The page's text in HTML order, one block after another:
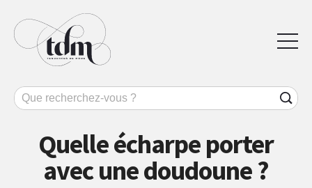
Quelle écharpe porter
avec une doudoune ?